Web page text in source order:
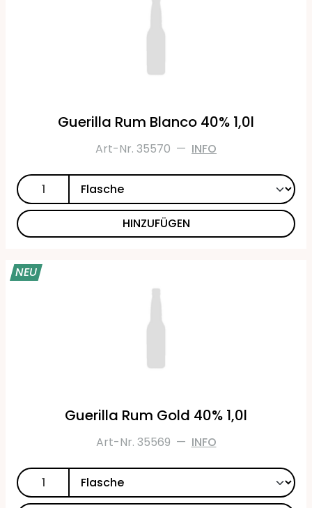
Guerilla Rum Blanco 40% 1,0l
Art-Nr. 35570 — INFO
HINZUFÜGEN
NEU
Guerilla Rum Gold 40% 1,0l
Art-Nr. 35569 — INFO